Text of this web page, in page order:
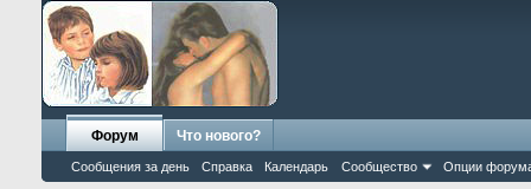
Форум
Сообщения за день Справка Календарь Сообщество Опции
Что нового?